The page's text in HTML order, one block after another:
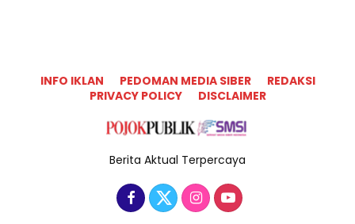
INFO IKLAN PEDOMAN MEDIA SIBER
REDAKSI
PRIVACY POLICY
DISCLAIMER
Berita Aktual Terpercaya